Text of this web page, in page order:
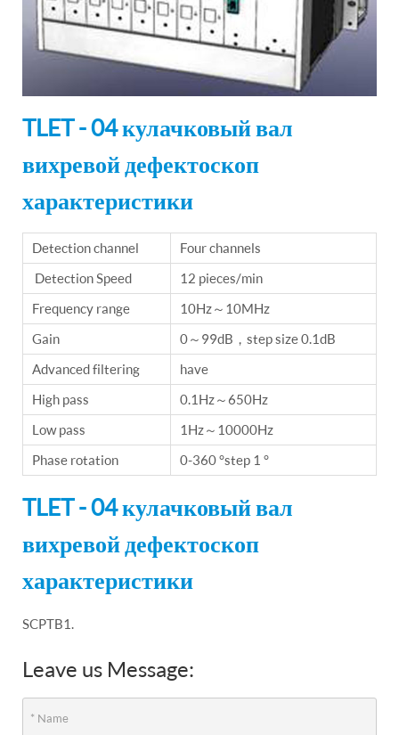
TLET - 04 кулачковый вал
вихревой дефектоскоп
характеристики
Detection channel
Four channels
Detection Speed
12 pieces/min
Frequency range
10Hz～10MHz
Gain
0～99dB，step size 0.1dB
Advanced filtering
have
High pass
0.1Hz～650Hz
Low pass
1Hz～10000Hz
Phase rotation
0-360 °step 1 °
TLET - 04 кулачковый вал
вихревой дефектоскоп
характеристики
SCPTB1.
Leave us Message: